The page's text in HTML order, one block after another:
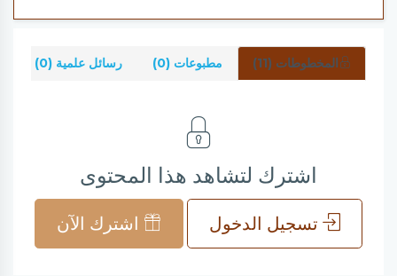
المخطوطات (11) مطبوعات (0) رسائل علمية (0)
اشترك لتشاهد هذا المحتوى
تسجيل الدخول اشترك الآن